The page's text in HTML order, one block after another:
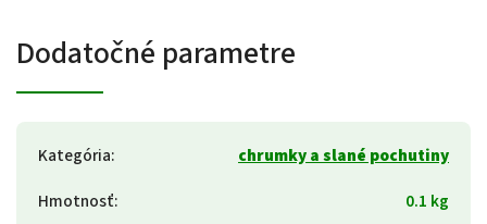
Dodatočné parametre
Kategória:
chrumky a slané pochutiny
Hmotnosť:
0.1 kg